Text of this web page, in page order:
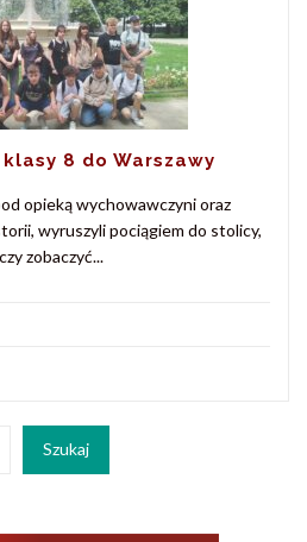
8 do Warszawy
opieką wychowawczyni oraz
wyruszyli pociągiem do stolicy,
zobaczyć...
Szukaj